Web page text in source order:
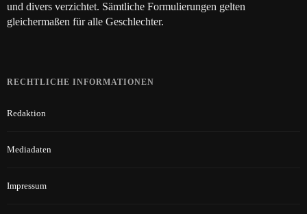
und divers verzichtet. Sämtliche Formulierungen gelten
gleichermaßen für alle Geschlechter.
RECHTLICHE INFORMATIONEN
Redaktion
Mediadaten
Impressum